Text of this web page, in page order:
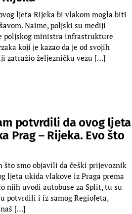
ovog ljeta Rijeka bi vlakom mogla biti
Naime, poljski su mediji
poljskog ministra infrastrukture
koji je kazao da je od svojih
zatražio željezničku vezu […]
potvrdili da ovog ljeta
Prag – Rijeka. Evo što
što smo objavili da češki prijevoznik
ljeta ukida vlakove iz Praga prema
njih uvodi autobuse za Split, tu su
potvrdili i iz samog RegioJeta,
[…]